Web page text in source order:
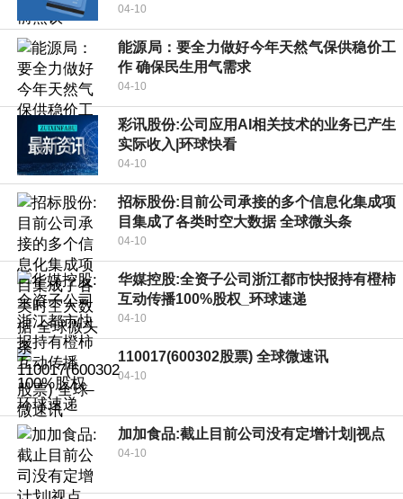
04-10
能源局：要全力做好今年天然气保供稳价工
作 确保民生用气需求
04-10
彩讯股份:公司应用AI相关技术的业务已产生
实际收入|环球快看
04-10
招标股份:目前公司承接的多个信息化集成项
目集成了各类时空大数据 全球微头条
04-10
华媒控股:全资子公司浙江都市快报持有橙柿
互动传播100%股权_环球速递
04-10
110017(600302股票) 全球微速讯
04-10
加加食品:截止目前公司没有定增计划|视点
04-10